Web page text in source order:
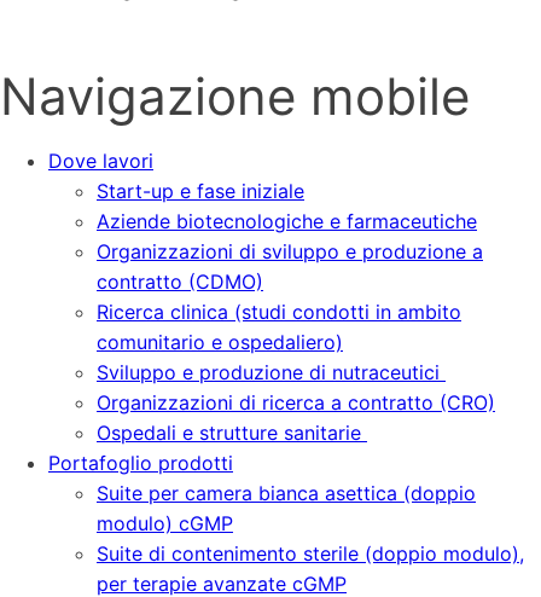
Navigazione mobile
Dove lavori
Start-up e fase iniziale
Aziende biotecnologiche e farmaceutiche
Organizzazioni di sviluppo e produzione a
contratto (CDMO)
Ricerca clinica (studi condotti in ambito
comunitario e ospedaliero)
Sviluppo e produzione di nutraceutici
Organizzazioni di ricerca a contratto (CRO)
Ospedali e strutture sanitarie
Portafoglio prodotti
Suite per camera bianca asettica (doppio
modulo) cGMP
Suite di contenimento sterile (doppio modulo),
per terapie avanzate cGMP